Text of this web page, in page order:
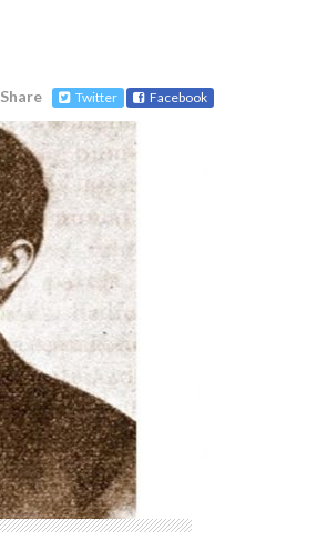
Share Twitter Facebook